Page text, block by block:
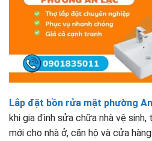
Lắp đặt bồn rửa mặt phường
khi gia đình sửa chữa nhà vệ
mới cho nhà ở, căn hộ và cửa hàng.